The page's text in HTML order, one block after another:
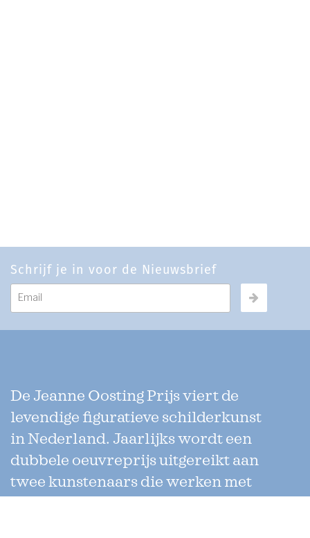
Schrijf je in voor de Nieuwsbrief
De Jeanne Oosting Prijs viert de
levendige figuratieve schilderkunst
in Nederland. Jaarlijks wordt een
dubbele oeuvreprijs uitgereikt aan
twee kunstenaars die werken met